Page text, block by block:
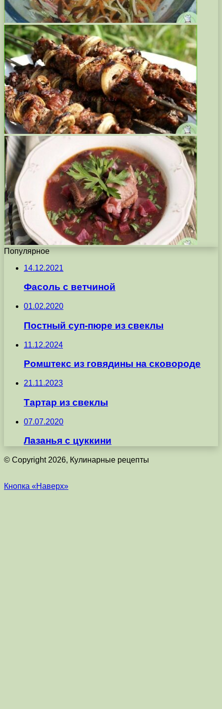
Популярное
14.12.2021
Фасоль с ветчиной
01.02.2020
Постный суп-пюре из свеклы
11.12.2024
Ромштекс из говядины на сковороде
21.11.2023
Тартар из свеклы
07.07.2020
Лазанья с цуккини
© Copyright 2026, Кулинарные рецепты
Кнопка «Наверх»